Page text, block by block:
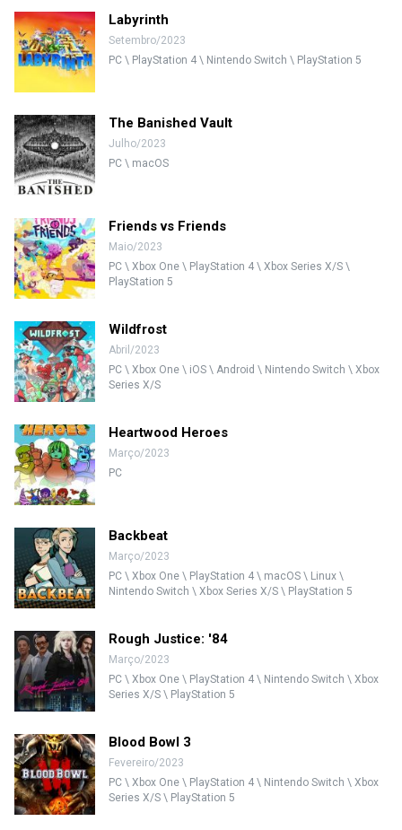
Labyrinth
Setembro/2023
PC \ PlayStation 4 \ Nintendo Switch \ PlayStation 5
The Banished Vault
Julho/2023
PC \ macOS
Friends vs Friends
Maio/2023
PC \ Xbox One \ PlayStation 4 \ Xbox Series X/S \
PlayStation 5
Wildfrost
Abril/2023
PC \ Xbox One \ iOS \ Android \ Nintendo Switch \ Xbox
Series X/S
Heartwood Heroes
Março/2023
PC
Backbeat
Março/2023
PC \ Xbox One \ PlayStation 4 \ macOS \ Linux \
Nintendo Switch \ Xbox Series X/S \ PlayStation 5
Rough Justice: '84
Março/2023
PC \ Xbox One \ PlayStation 4 \ Nintendo Switch \ Xbox
Series X/S \ PlayStation 5
Blood Bowl 3
Fevereiro/2023
PC \ Xbox One \ PlayStation 4 \ Nintendo Switch \ Xbox
Series X/S \ PlayStation 5